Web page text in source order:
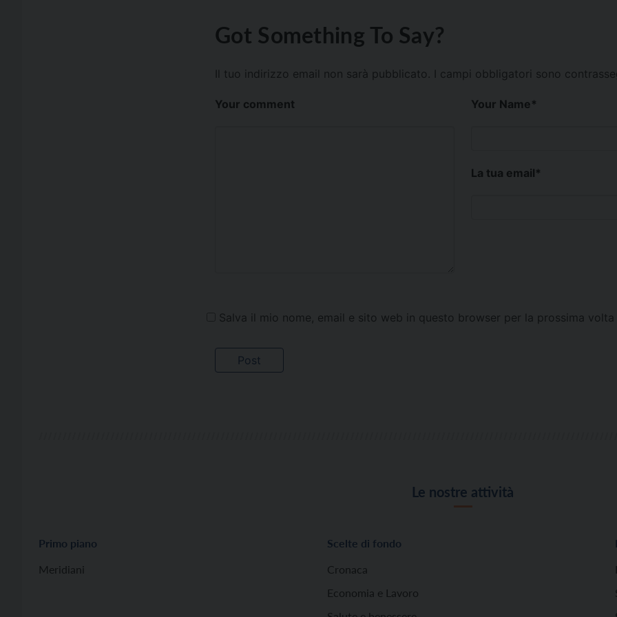
Got Something To Say?
Il tuo indirizzo email non sarà pubblicato. I campi obbligatori sono
Your comment Your Name*
La tua email*
Salva il mio nome, email e sito web in questo browser per la prossima
Le nostre attività
Primo piano
Meridiani
Scelte di fondo
Cronaca
Economia e Lavoro